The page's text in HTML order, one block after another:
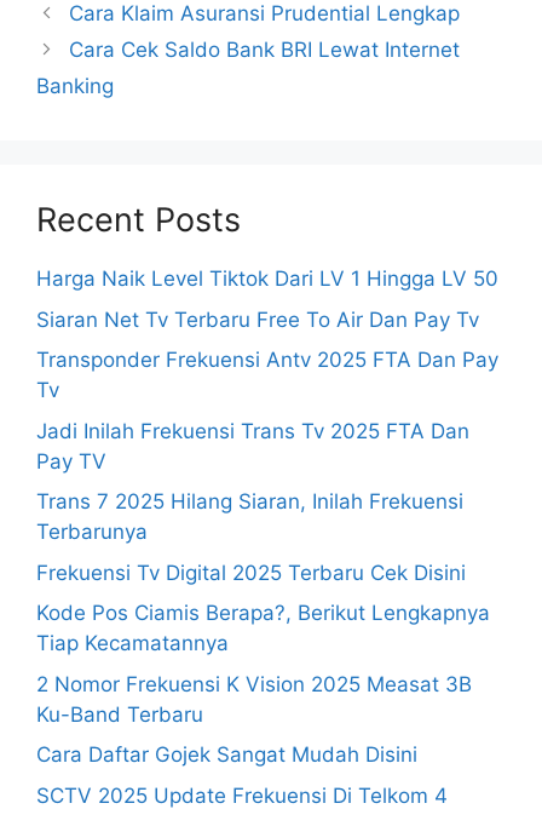
Cara Klaim Asuransi Prudential Lengkap
Cara Cek Saldo Bank BRI Lewat Internet
Banking
Recent Posts
Harga Naik Level Tiktok Dari LV 1 Hingga LV 50
Siaran Net Tv Terbaru Free To Air Dan Pay Tv
Transponder Frekuensi Antv 2025 FTA Dan Pay
Tv
Jadi Inilah Frekuensi Trans Tv 2025 FTA Dan
Pay TV
Trans 7 2025 Hilang Siaran, Inilah Frekuensi
Terbarunya
Frekuensi Tv Digital 2025 Terbaru Cek Disini
Kode Pos Ciamis Berapa?, Berikut Lengkapnya
Tiap Kecamatannya
2 Nomor Frekuensi K Vision 2025 Measat 3B
Ku-Band Terbaru
Cara Daftar Gojek Sangat Mudah Disini
SCTV 2025 Update Frekuensi Di Telkom 4